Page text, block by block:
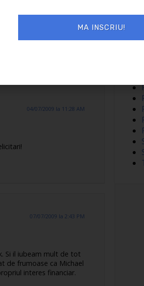
04/07/2009 la 11:28 AM
07/07/2009 la 2:43 PM
Si il iubeam mult de tot
de frumoase ca Michael
interes financiar.
MA INSCRIU!